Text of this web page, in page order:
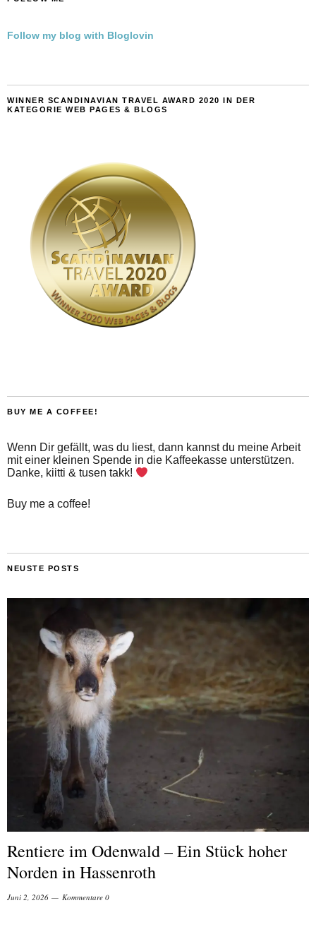
Follow my blog with Bloglovin
WINNER SCANDINAVIAN TRAVEL AWARD 2020 IN DER
KATEGORIE WEB PAGES & BLOGS
BUY ME A COFFEE!
Wenn Dir gefällt, was du liest, dann kannst du meine Arbeit
mit einer kleinen Spende in die Kaffeekasse unterstützen.
Danke, kiitti & tusen takk!
Buy me a coffee!
NEUSTE POSTS
Rentiere im Odenwald – Ein Stück hoher
Norden in Hassenroth
Juni 2, 2026 Kommentare 0